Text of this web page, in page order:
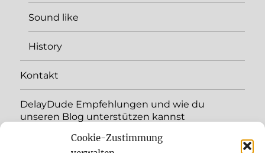
Cookie-Zustimmung
Sound like
History
Kontakt
DelayDude Empfehlungen und wie du
unseren Blog unterstützen kannst
expand